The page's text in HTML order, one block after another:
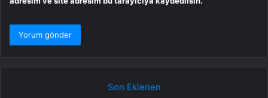
Son Eklenen